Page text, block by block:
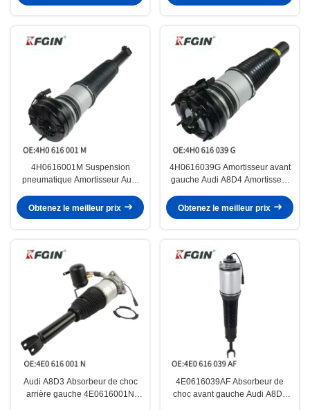
4H0616001M Suspension
pneumatique Amortisseur Audi
Haute résistance
Obtenez le meilleur prix
4H0616039G Amortisseur avant
gauche Audi A8D4 Amortisseur
Obtenez le meilleur prix
Audi A8D3 Absorbeur de choc
arrière gauche 4E0616001N
4E0616039AF Absorbeur de
choc avant gauche Audi A8D3